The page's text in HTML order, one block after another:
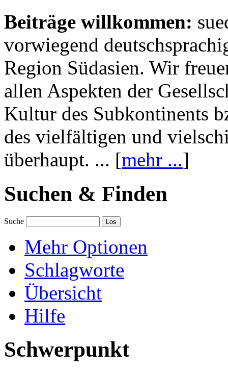
Beiträge willkommen:
vorwiegend
Region Südasien. Wir
allen Aspekten der
Kultur des Subkontinents
des vielfältigen und
überhaupt. ... [mehr ...]
Suchen & Finden
Suche
Mehr Optionen
Schlagworte
Übersicht
Hilfe
Schwerpunkt